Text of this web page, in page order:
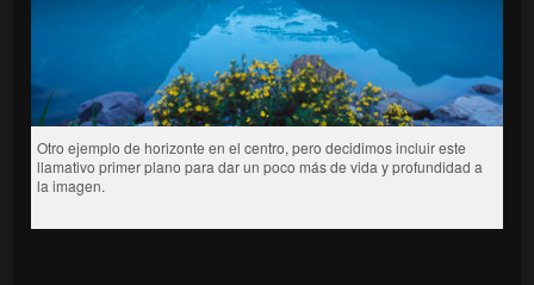
Otro ejemplo de horizonte en el centro, pero decidimos incluir este
llamativo primer plano para dar un poco más de vida y profundidad a
la imagen.